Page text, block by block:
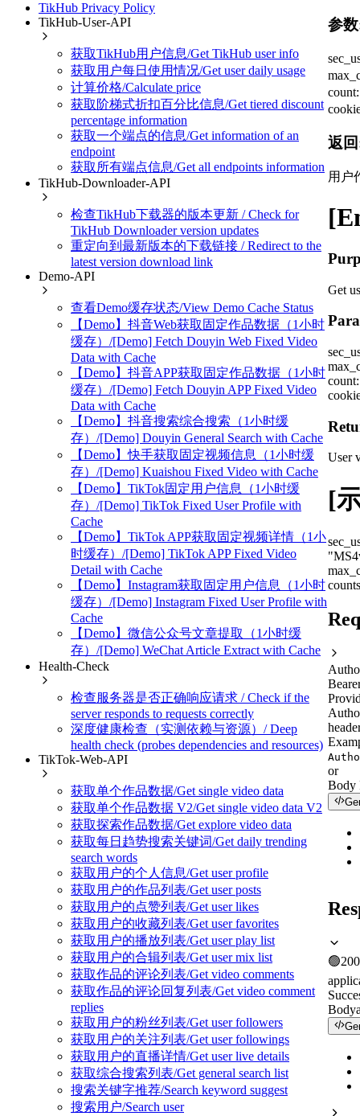
TikHub Privacy Policy
TikHub-User-API
获取TikHub用户信息/Get TikHub user info
获取用户每日使用情况/Get user daily usage
计算价格/Calculate price
获取阶梯式折扣百分比信息/Get tiered discount
percentage information
获取一个端点的信息/Get information of an
endpoint
获取所有端点信息/Get all endpoints information
TikHub-Downloader-API
检查TikHub下载器的版本更新 / Check for
TikHub Downloader version updates
重定向到最新版本的下载链接 / Redirect to the
latest version download link
Demo-API
查看Demo缓存状态/View Demo Cache Status
【Demo】抖音Web获取固定作品数据（1小时
缓存）/[Demo] Fetch Douyin Web Fixed Video
Data with Cache
【Demo】抖音APP获取固定作品数据（1小时
缓存）/[Demo] Fetch Douyin APP Fixed Video
Data with Cache
【Demo】抖音搜索综合搜索（1小时缓
存）/[Demo] Douyin General Search with Cache
【Demo】快手获取固定视频信息（1小时缓
存）/[Demo] Kuaishou Fixed Video with Cache
【Demo】TikTok固定用户信息（1小时缓
存）/[Demo] TikTok Fixed User Profile with
Cache
【Demo】TikTok APP获取固定视频详情（1小
时缓存）/[Demo] TikTok APP Fixed Video
Detail with Cache
【Demo】Instagram获取固定用户信息（1小时
缓存）/[Demo] Instagram Fixed User Profile with
Cache
【Demo】微信公众号文章提取（1小时缓
存）/[Demo] WeChat Article Extract with Cache
Health-Check
检查服务器是否正确响应请求 / Check if the
server responds to requests correctly
深度健康检查（实测依赖与资源）/ Deep
health check (probes dependencies and resources)
TikTok-Web-API
获取单个作品数据/Get single video data
获取单个作品数据 V2/Get single video data V2
获取探索作品数据/Get explore video data
获取每日趋势搜索关键词/Get daily trending
search words
获取用户的个人信息/Get user profile
获取用户的作品列表/Get user posts
获取用户的点赞列表/Get user likes
获取用户的收藏列表/Get user favorites
获取用户的播放列表/Get user play list
获取用户的合辑列表/Get user mix list
获取作品的评论列表/Get video comments
获取作品的评论回复列表/Get video comment
replies
获取用户的粉丝列表/Get user followers
获取用户的关注列表/Get user followings
获取用户的直播详情/Get user live details
获取综合搜索列表/Get general search list
搜索关键字推荐/Search keyword suggest
搜索用户/Search user
参
返
用户
Get
User
[
or
Body
🟢200
Body